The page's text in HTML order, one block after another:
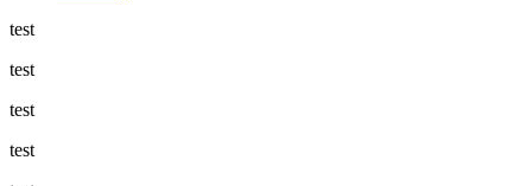
test
test
test
test